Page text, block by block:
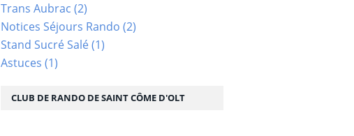
Trans Aubrac (2)
Notices Séjours Rando (2)
Stand Sucré Salé(1)
Astuces (1)
CLUB DE RANDO DE SAINT CÔME D'OLT